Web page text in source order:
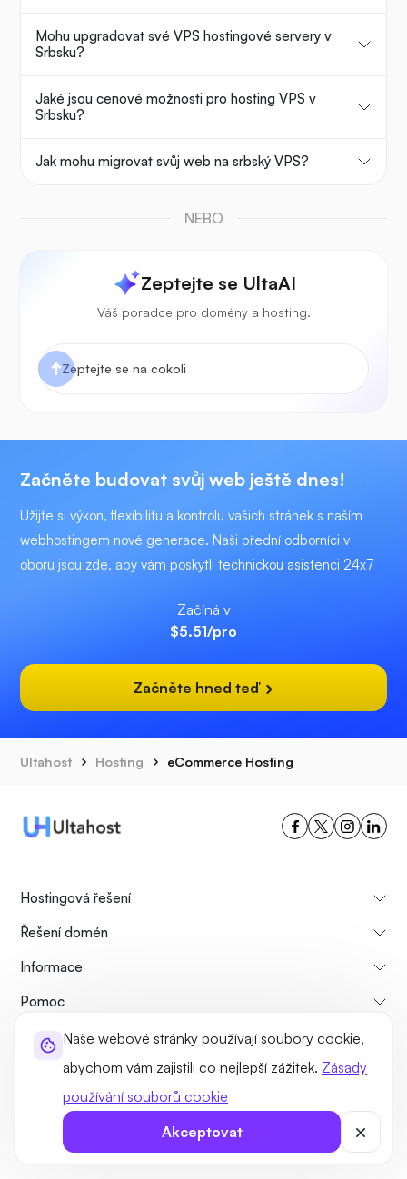
Naše webové stránky používají soubory cookie,
abychom vám zajistili co nejlepší zážitek. Zásady
používání souborů cookie
Akceptovat
Mohu upgradovat své VPS hostingové servery v
Srbsku?
Jaké jsou cenové možnosti pro hosting VPS v
Srbsku?
Jak mohu migrovat svůj web na srbský VPS?
NEBO
Zeptejte se UltaAI
Váš poradce pro domény a hosting.
Začněte budovat svůj web ještě dnes!
Užijte si výkon, flexibilitu a kontrolu vašich stránek s naším
webhostingem nové generace. Naši přední odborníci v
oboru jsou zde, aby vám poskytli technickou asistenci 24x7
Začíná v
$5.51/pro
Začněte hned teď
Ultahost Hosting eCommerce Hosting
Hostingová řešení
Řešení domén
Informace
Pomoc
Hostingové služby
Nejoblíbenější
Porovnat
Tutoriály